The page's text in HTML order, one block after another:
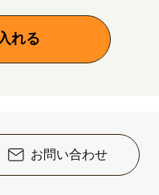
れる
お問い合わせ